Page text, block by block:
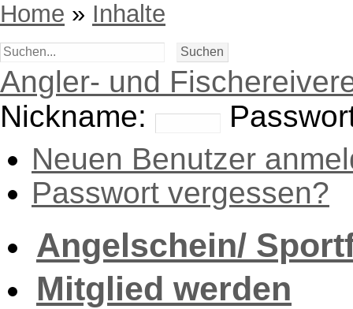
Home » Inhalte
Angler- und
Nickname:
Neuen Benutzer
Passwort vergessen?
Angelschein/
Mitglied werden